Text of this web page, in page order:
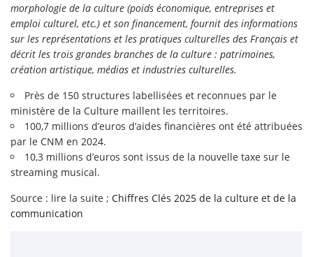
morphologie de la culture (poids économique, entreprises et
emploi culturel, etc.) et son financement, fournit des informations
sur les représentations et les pratiques culturelles des Français et
décrit les trois grandes branches de la culture : patrimoines,
création artistique, médias et industries culturelles.
Près de 150 structures labellisées et reconnues par le
ministère de la Culture maillent les territoires.
100,7 millions d’euros d’aides financières ont été attribuées
par le CNM en 2024.
10,3 millions d’euros sont issus de la nouvelle taxe sur le
streaming musical.
Source : lire la suite ; Chiffres Clés 2025 de la culture et de la
communication